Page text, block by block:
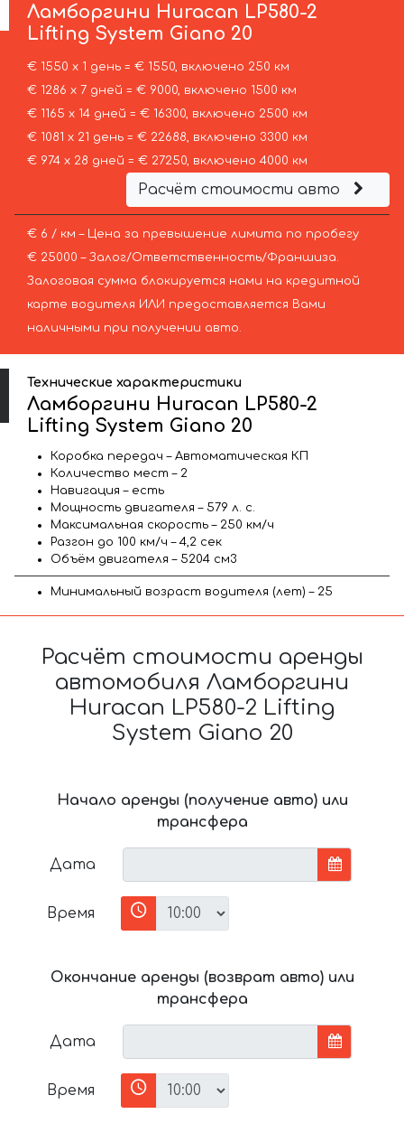
Ламборгини Huracan LP580-2
Lifting System Giano 20
€ 1550 х 1 день = € 1550, включено 250 км
€ 1286 х 7 дней = € 9000, включено 1500 км
€ 1165 х 14 дней = € 16300, включено 2500 км
€ 1081 х 21 день = € 22688, включено 3300 км
€ 974 х 28 дней = € 27250, включено 4000 км
Расчёт стоимости авто
€ 6 / км – Цена за превышение лимита по пробегу
€ 25000 – Залог/Ответственность/Франшиза.
Залоговая сумма блокируется нами на кредитной
карте водителя ИЛИ предоставляется Вами
наличными при получении авто.
Технические характеристики
Ламборгини Huracan LP580-2
Lifting System Giano 20
Коробка передач – Автоматическая КП
Количество мест – 2
Навигация – есть
Мощность двигателя – 579 л. с.
Максимальная скорость – 250 км/ч
Разгон до 100 км/ч – 4,2 сек
Объём двигателя – 5204 см3
Минимальный возраст водителя (лет) – 25
Расчёт стоимости аренды
автомобиля Ламборгини
Huracan LP580-2 Lifting
System Giano 20
Начало аренды (получение авто) или
трансфера
Дата
Время
Окончание аренды (возврат авто) или
трансфера
Дата
Время